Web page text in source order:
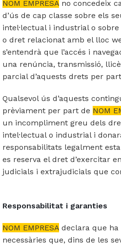
NOM EMPRESA no concedeix
d’ús de cap classe sobre els
intel·lectual i industrial o
o dret relacionat amb el lloc
s’entendrà que l’accés i
una renúncia, transmissió,
parcial d’aquests drets per
Qualsevol ús d’aquests
prèviament per part de NOM
un incompliment greu dels
intel·lectual o industrial i
responsabilitats legalment
es reserva el dret d’exercitar
judicials i extrajudicials que
Responsabilitat i garanties
NOM EMPRESA declara que
necessàries que, dins de les